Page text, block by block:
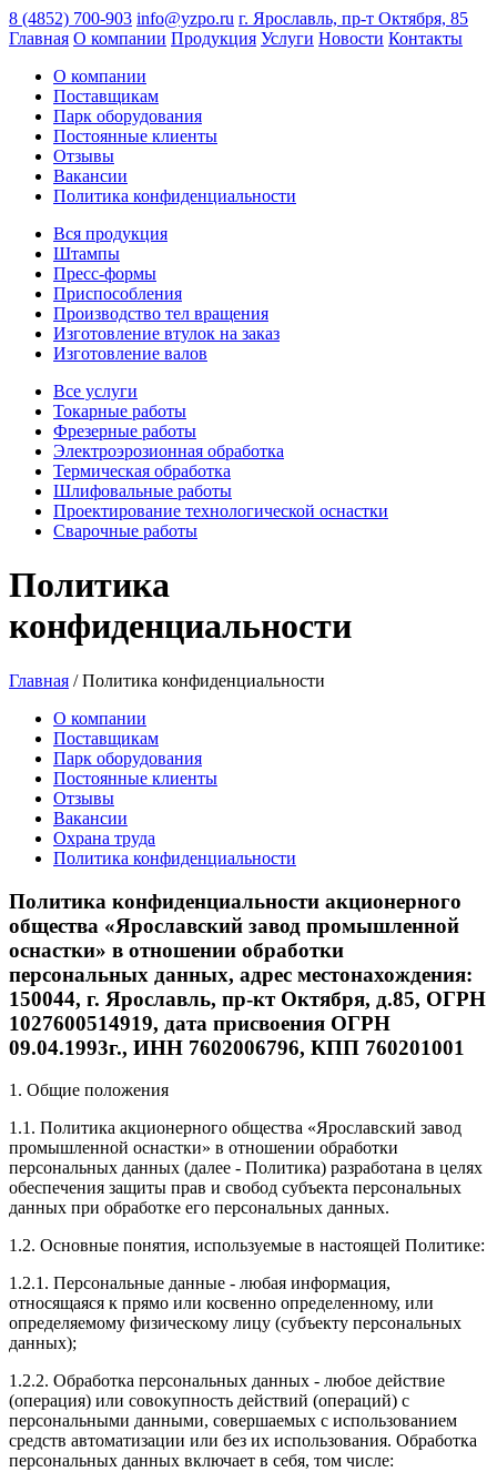
8 (4852) 700-903 info@yzpo.ru г. Ярославль, пр-т Октября, 85
Главная О компании Продукция Услуги Новости Контакты
О компании
Поставщикам
Парк оборудования
Постоянные клиенты
Отзывы
Вакансии
Политика конфиденциальности
Вся продукция
Штампы
Пресс-формы
Приспособления
Производство тел вращения
Изготовление втулок на заказ
Изготовление валов
Все услуги
Токарные работы
Фрезерные работы
Электроэрозионная обработка
Термическая обработка
Шлифовальные работы
Проектирование технологической оснастки
Сварочные работы
Политика
конфиденциальности
Главная / Политика конфиденциальности
О компании
Поставщикам
Парк оборудования
Постоянные клиенты
Отзывы
Вакансии
Охрана труда
Политика конфиденциальности
Политика конфиденциальности акционерного
общества «Ярославский завод промышленной
оснастки» в отношении обработки
персональных данных, адрес местонахождения:
150044, г. Ярославль, пр-кт Октября, д.85, ОГРН
1027600514919, дата присвоения ОГРН
09.04.1993г., ИНН 7602006796, КПП 760201001
1. Общие положения
1.1. Политика акционерного общества «Ярославский завод
промышленной оснастки» в отношении обработки
персональных данных (далее - Политика) разработана в целях
обеспечения защиты прав и свобод субъекта персональных
данных при обработке его персональных данных.
1.2. Основные понятия, используемые в настоящей Политике:
1.2.1. Персональные данные - любая информация,
относящаяся к прямо или косвенно определенному, или
определяемому физическому лицу (субъекту персональных
данных);
1.2.2. Обработка персональных данных - любое действие
(операция) или совокупность действий (операций) с
персональными данными, совершаемых с использованием
средств автоматизации или без их использования. Обработка
персональных данных включает в себя, том числе: